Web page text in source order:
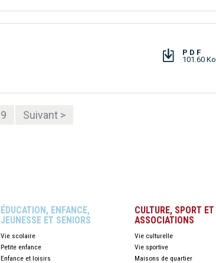
PDF
101.60 Ko
9 Suivant >
ÉDUCATION, ENFANCE,
JEUNESSE ET SENIORS
Vie scolaire
Petite enfance
Enfance et loisirs
CULTURE, SPORT ET
ASSOCIATIONS
Vie culturelle
Vie sportive
Maisons de quartier